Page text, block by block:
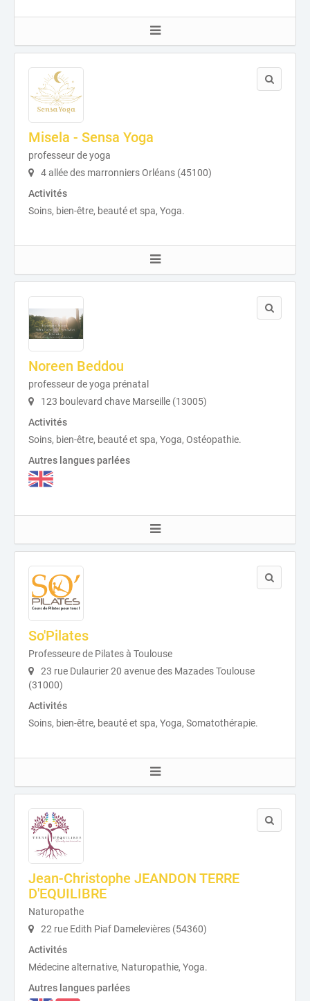
Misela - Sensa Yoga
professeur de yoga
4 allée des marronniers Orléans (45100)
Activités
Soins, bien-être, beauté et spa, Yoga.
Noreen Beddou
professeur de yoga prénatal
123 boulevard chave Marseille (13005)
Activités
Soins, bien-être, beauté et spa, Yoga, Ostéopathie.
Autres langues parlées
So'Pilates
Professeure de Pilates à Toulouse
23 rue Dulaurier 20 avenue des Mazades Toulouse
(31000)
Activités
Soins, bien-être, beauté et spa, Yoga, Somatothérapie.
Jean-Christophe JEANDON TERRE
D'EQUILIBRE
Naturopathe
22 rue Edith Piaf Damelevières (54360)
Activités
Médecine alternative, Naturopathie, Yoga.
Autres langues parlées